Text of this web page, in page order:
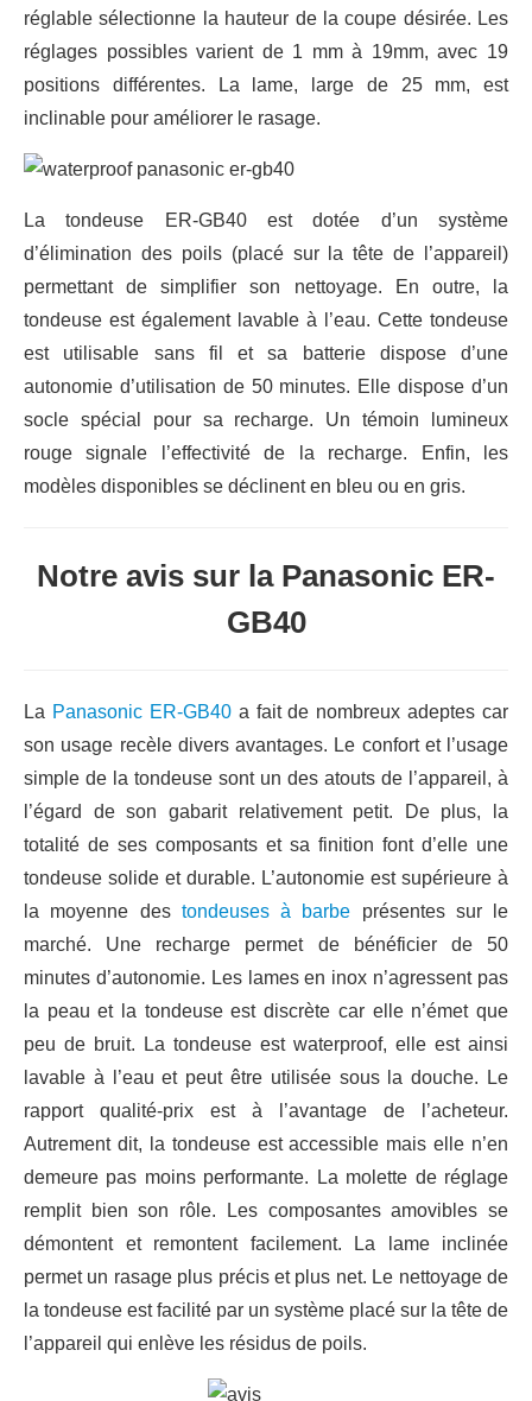
réglable sélectionne la hauteur de la coupe désirée. Les
réglages possibles varient de 1 mm à 19mm, avec 19
positions différentes. La lame, large de 25 mm, est
inclinable pour améliorer le rasage.
La tondeuse ER-GB40 est dotée d’un système
d’élimination des poils (placé sur la tête de l’appareil)
permettant de simplifier son nettoyage. En outre, la
tondeuse est également lavable à l’eau. Cette tondeuse
est utilisable sans fil et sa batterie dispose d’une
autonomie d’utilisation de 50 minutes. Elle dispose d’un
socle spécial pour sa recharge. Un témoin lumineux
rouge signale l’effectivité de la recharge. Enfin, les
modèles disponibles se déclinent en bleu ou en gris.
Notre avis sur la Panasonic ER-
GB40
La Panasonic ER-GB40a fait de nombreux adeptes car
son usage recèle divers avantages. Le confort et l’usage
simple de la tondeuse sont un des atouts de l’appareil, à
l’égard de son gabarit relativement petit. De plus, la
totalité de ses composants et sa finition font d’elle une
tondeuse solide et durable. L’autonomie est supérieure à
la moyenne des tondeuses à barbe présentes sur le
marché. Une recharge permet de bénéficier de 50
minutes d’autonomie. Les lames en inox n’agressent pas
la peau et la tondeuse est discrète car elle n’émet que
peu de bruit. La tondeuse est waterproof, elle est ainsi
lavable à l’eau et peut être utilisée sous la douche. Le
rapport qualité-prix est à l’avantage de l’acheteur.
Autrement dit, la tondeuse est accessible mais elle n’en
demeure pas moins performante. La molette de réglage
remplit bien son rôle. Les composantes amovibles se
démontent et remontent facilement. La lame inclinée
permet un rasage plus précis et plus net. Le nettoyage de
la tondeuse est facilité par un système placé sur la tête de
l’appareil qui enlève les résidus de poils.